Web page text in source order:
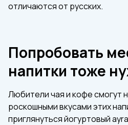
отличаются от русских.
Попробовать
напитки тоже
Любители чая и кофе смогут
роскошными вкусами этих
приглянуться йогуртовый